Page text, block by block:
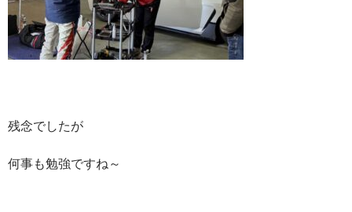
残念でしたが
何事も勉強ですね～